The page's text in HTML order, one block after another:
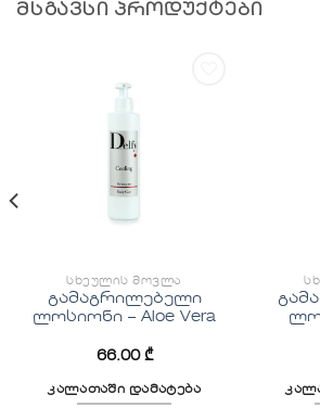
ᲛᲡᲒᲐᲕᲡᲘ ᲞᲠᲝᲓᲣᲥᲢᲔᲑᲘ
სურვილების
დამატება
ᲡᲮᲔᲣᲚᲘᲡ ᲛᲝᲕᲚᲐ
გამაგრილებელი
ლოსიონი – Aloe Vera
66.00 ₾
კალათაში დამატება